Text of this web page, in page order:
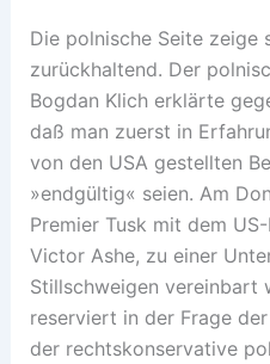
Die polnische Seite zeige
zurückhaltend. Der
Bogdan Klich erklärte
daß man zuerst in
von den USA gestellten
»endgültig« seien. Am
Premier Tusk mit dem
Victor Ashe, zu einer
Stillschweigen vereinbart
reserviert in der Frage
der rechtskonservative